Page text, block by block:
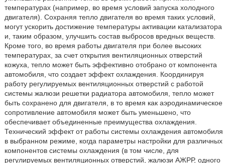
температурах (например, во время условий запуска холодного
двигателя). Сохраняя тепло двигателя во время таких условий,
могут ускорить достижение температуры активации катализатора
и, таким образом, улучшить состав выбросов вредных веществ.
Кроме того, во время работы двигателя при более высоких
температурах, за счет открытия вентиляционных отверстий
кожуха, тепло может быть эффективно отобрано от компонента
автомобиля, что создает эффект охлаждения. Координируя
работу регулируемых вентиляционных отверстий с работой
системы жалюзи решетки радиатора автомобиля, тепло может
быть сохранено для двигателя, в то время как аэродинамическое
сопротивление автомобиля может быть уменьшено, что
обеспечивает объединенные преимущества охлаждения.
Технический эффект от работы системы охлаждения автомобиля
в выбранном режиме, когда параметры настройки для различных
компонентов системы охлаждения (в том числе, для
регулируемых вентиляционных отверстий, жалюзи АЖРР, одного